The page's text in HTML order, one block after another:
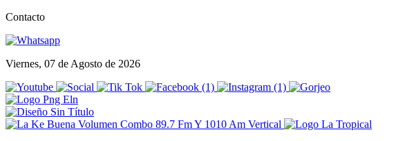
Contacto
Viernes, 07 de Agosto de 2026